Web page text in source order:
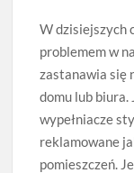
W dzisiejszych
problemem w
zastanawia się
domu lub biura.
wypełniacze
reklamowane
pomieszczeń.